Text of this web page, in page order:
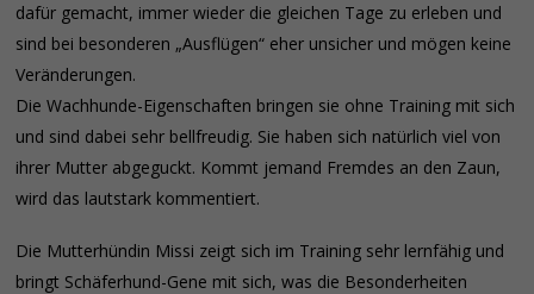
dafür gemacht, immer wieder die gleichen Tage zu erleben und
sind bei besonderen „Ausflügen“ eher unsicher und mögen keine
Veränderungen.
Die Wachhunde-Eigenschaften bringen sie ohne Training mit sich
und sind dabei sehr bellfreudig. Sie haben sich natürlich viel von
ihrer Mutter abgeguckt. Kommt jemand Fremdes an den Zaun,
wird das lautstark kommentiert.
Die Mutterhündin Missi zeigt sich im Training sehr lernfähig und
bringt Schäferhund-Gene mit sich, was die Besonderheiten